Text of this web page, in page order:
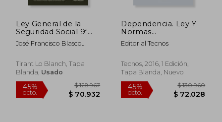
Ley General de la
Seguridad Social 9ª
Edición 2015 (Textos
Legales)
José Francisco Blasco
Tirant Lo Blanch, Tapa
Blanda, Usado
Dependencia. Ley Y
Normas
Complementarias
(Derecho - Biblioteca
Editorial Tecnos
Tecnos, 2016, 1 Edición,
Tapa Blanda, Nuevo